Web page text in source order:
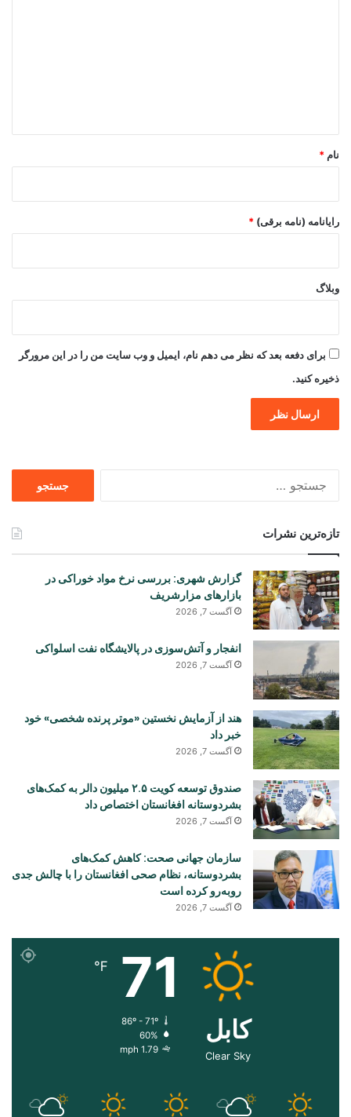
نام *
رایانامه (نامه برقی) *
وبلاگ
برای دفعه بعد که نظر می دهم نام، ایمیل و وب سایت من را در این مرورگر
ذخیره کنید.
تازه‌ترین نشرات
گزارش شهری: بررسی نرخ مواد خوراکی در
بازارهای مزارشریف
آگست 7, 2026
انفجار و آتش‌سوزی در پالایشگاه نفت اسلواکی
آگست 7, 2026
هند از آزمایش نخستین «موتر پرنده شخصی» خود
خبر داد
آگست 7, 2026
صندوق توسعه کویت ۲.۵ میلیون دالر به کمک‌های
بشردوستانه افغانستان اختصاص داد
آگست 7, 2026
سازمان جهانی صحت: کاهش کمک‌های
بشردوستانه، نظام صحی افغانستان را با چالش جدی
روبه‌رو کرده است
آگست 7, 2026
کابل
Clear Sky
71
℉
86º - 71º
60%
1.79 mph